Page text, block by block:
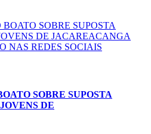
SOBRE SUPOSTA
DE